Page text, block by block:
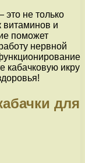
это не только
витаминов и
поможет
нервной
кабачковую икру
для